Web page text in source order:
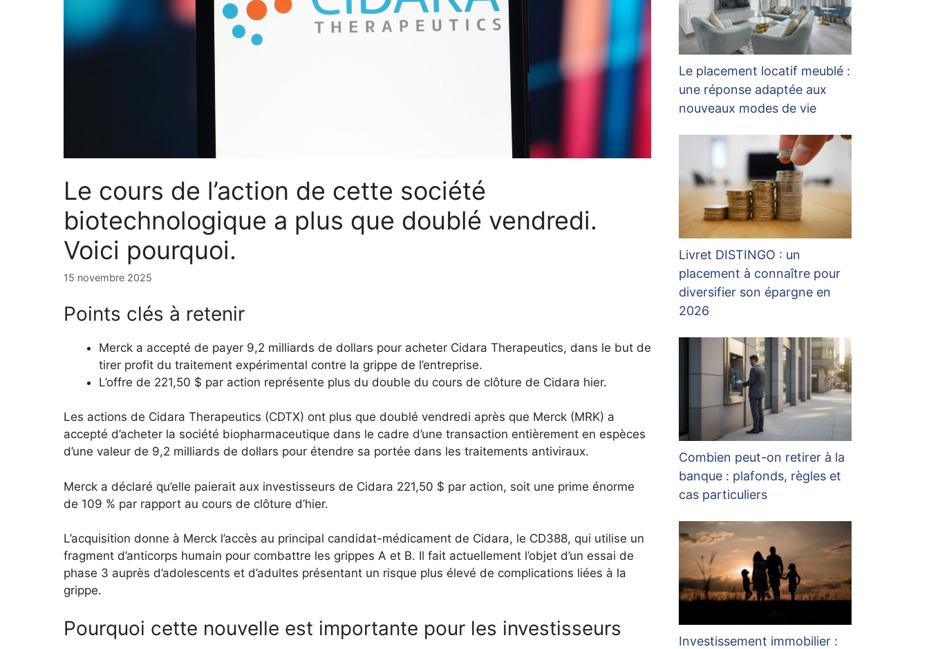
Le cours de l’action de cette société
biotechnologique a plus que doublé vendredi.
Voici pourquoi.
15 novembre 2025
Points clés à retenir
Merck a accepté de payer 9,2 milliards de dollars pour acheter Cidara Therapeutics, dans le but de
tirer profit du traitement expérimental contre la grippe de l’entreprise.
L’offre de 221,50 $ par action représente plus du double du cours de clôture de Cidara hier.
Les actions de Cidara Therapeutics (CDTX) ont plus que doublé vendredi après que Merck (MRK) a
accepté d’acheter la société biopharmaceutique dans le cadre d’une transaction entièrement en espèces
d’une valeur de 9,2 milliards de dollars pour étendre sa portée dans les traitements antiviraux.
Merck a déclaré qu’elle paierait aux investisseurs de Cidara 221,50 $ par action, soit une prime énorme
de 109 % par rapport au cours de clôture d’hier.
L’acquisition donne à Merck l’accès au principal candidat-médicament de Cidara, le CD388, qui utilise un
fragment d’anticorps humain pour combattre les grippes A et B. Il fait actuellement l’objet d’un essai de
phase 3 auprès d’adolescents et d’adultes présentant un risque plus élevé de complications liées à la
grippe.
Pourquoi cette nouvelle est importante pour les investisseurs
Le placement locatif meublé :
une réponse adaptée aux
nouveaux modes de vie
Livret DISTINGO : un
placement à connaître pour
diversifier son épargne en
2026
Combien peut-on retirer à la
banque : plafonds, règles et
cas particuliers
Investissement immobilier :